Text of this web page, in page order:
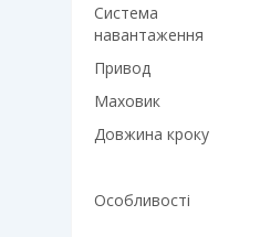
Система
навантаження
Привод
Маховик
Довжина кроку
Особливості